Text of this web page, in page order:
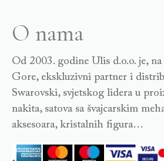
O nama
Od 2003. godine Ulis d.o.o. je,
Gore, ekskluzivni partner i
Swarovski, svjetskog lidera u
nakita, satova sa švajcarskim
aksesoara, kristalnih figura…